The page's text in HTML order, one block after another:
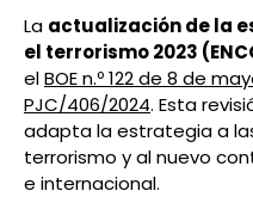
La actualización de la
el terrorismo 2023
elBOE n.º 122 de 8 de
PJC/406/2024. Esta
adapta la estrategia a
terrorismo y al nuevo
e internacional.